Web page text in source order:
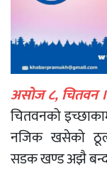
असोज ८, चितवन
चितवनको
नजिक खसेको
सडक खण्ड अझै